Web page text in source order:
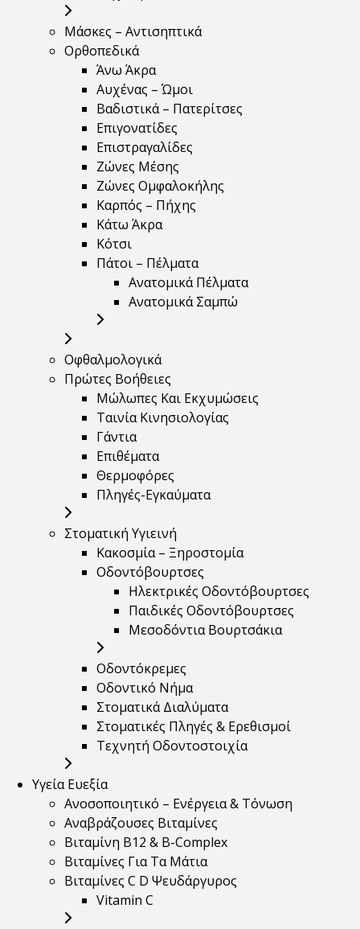
Μάσκες – Αντισηπτικά
Ορθοπεδικά
Άνω Άκρα
Αυχένας – Ώμοι
Βαδιστικά – Πατερίτσες
Επιγονατίδες
Επιστραγαλίδες
Ζώνες Μέσης
Ζώνες Ομφαλοκήλης
Καρπός – Πήχης
Κάτω Άκρα
Κότσι
Πάτοι – Πέλματα
Ανατομικά Πέλματα
Ανατομικά Σαμπώ
Οφθαλμολογικά
Πρώτες Βοήθειες
Μώλωπες Και Εκχυμώσεις
Ταινία Κινησιολογίας
Γάντια
Επιθέματα
Θερμοφόρες
Πληγές-Εγκαύματα
Στοματική Υγιεινή
Κακοσμία – Ξηροστομία
Οδοντόβουρτσες
Ηλεκτρικές Οδοντόβουρτσες
Παιδικές Οδοντόβουρτσες
Μεσοδόντια Βουρτσάκια
Οδοντόκρεμες
Οδοντικό Νήμα
Στοματικά Διαλύματα
Στοματικές Πληγές & Ερεθισμοί
Τεχνητή Οδοντοστοιχία
Υγεία Ευεξία
Ανοσοποιητικό – Ενέργεια & Τόνωση
Αναβράζουσες Βιταμίνες
Βιταμίνη B12 & Β-Complex
Βιταμίνες Για Τα Μάτια
Βιταμίνες C D Ψευδάργυρος
Vitamin C